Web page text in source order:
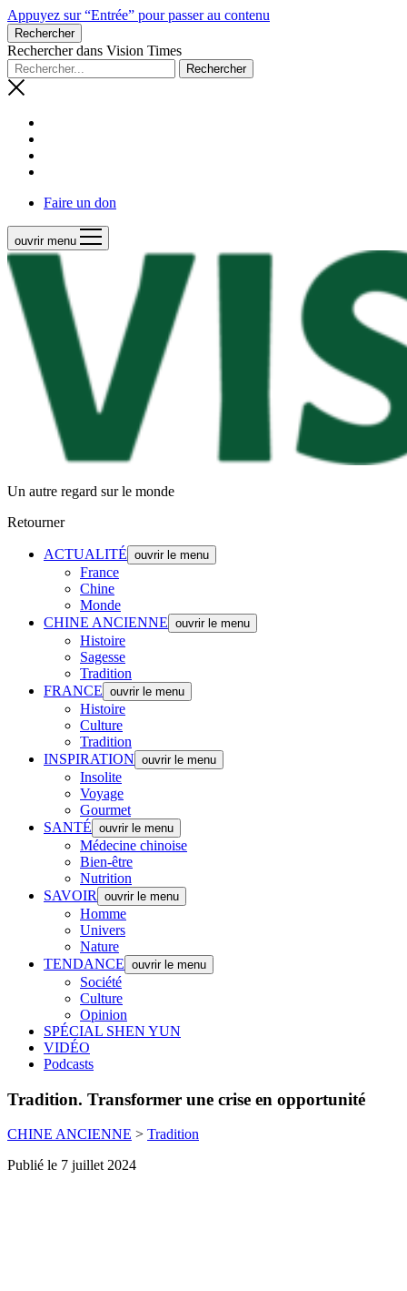
Appuyez sur “Entrée” pour passer au contenu
Rechercher
Rechercher dans Vision Times
Faire un don
ouvrir menu
Un autre regard sur le monde
Retourner
ACTUALITÉ ouvrir le menu
France
Chine
Monde
CHINE ANCIENNE ouvrir le menu
Histoire
Sagesse
Tradition
FRANCE ouvrir le menu
Histoire
Culture
Tradition
INSPIRATION ouvrir le menu
Insolite
Voyage
Gourmet
SANTÉ ouvrir le menu
Médecine chinoise
Bien-être
Nutrition
SAVOIR
ouvrir le menu
Homme
Univers
Nature
TENDANCE ouvrir le menu
Société
Culture
Opinion
SPÉCIAL SHEN YUN
VIDÉO
Podcasts
Tradition. Transformer une crise en opportunité
CHINE ANCIENNE > Tradition
Publié le 7 juillet 2024